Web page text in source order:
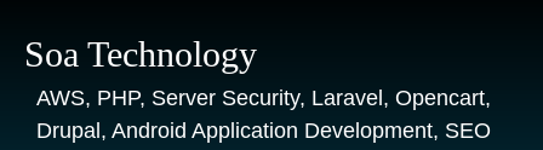
Soa Technology
AWS, PHP, Server Security, Laravel, Opencart,
Drupal, Android Application Development, SEO